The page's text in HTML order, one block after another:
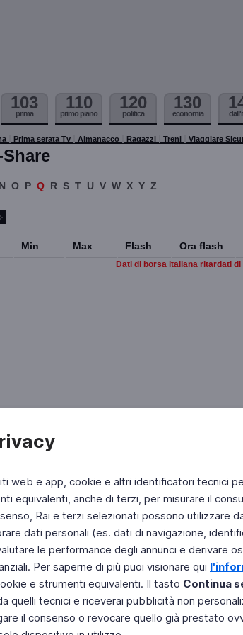
web e app, cookie e altri identificatori tecnici
equivalenti, anche di terzi, per misurare il
Rai e terzi selezionati possono utilizzare
dati personali (es. dati di navigazione,
le performance degli annunci e derivare
Per saperne di più puoi visionare qui
e strumenti equivalenti. Il tasto Continua
quelli tecnici e riceverai pubblicità non
il consenso o revocare quello già prestato
103
prima
110
primo piano
120
politica
130
economia
Prima serata Tv Almanacco Ragazzi Treni Viaggiare
N O P Q R S T U V W X Y Z
Min Max Flash Ora flash
Dati di borsa italiana ritardati di
Fai di Televideo la tua Home Page
Copyright © 2011 Rai - Tutti i diritti
Engineered by RAI - Reti e